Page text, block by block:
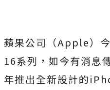
蘋果公司（Apple）
16系列，如今有消息
年推出全新設計的